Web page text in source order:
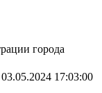
города
17:03:00